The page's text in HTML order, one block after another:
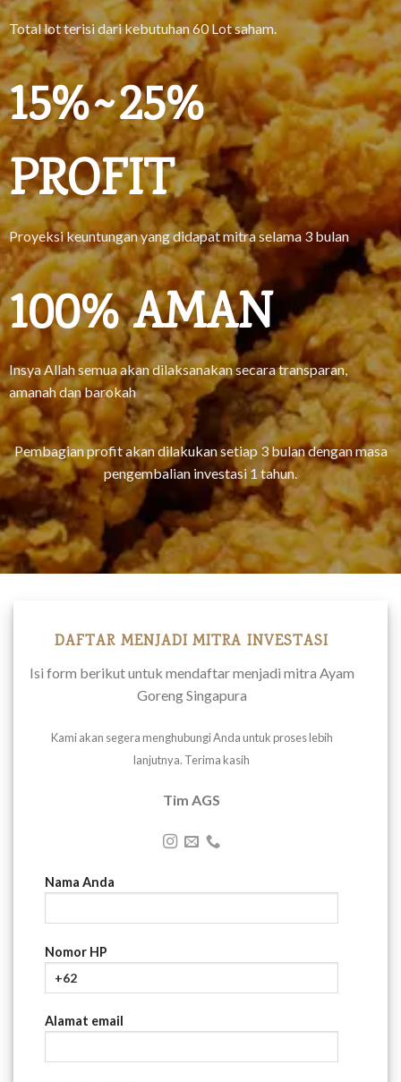
Total lot terisi dari kebutuhan 60 Lot saham.
15%~25%
PROFIT
Proyeksi keuntungan yang didapat mitra selama 3 bulan
100% AMAN
Insya Allah semua akan dilaksanakan secara transparan,
amanah dan barokah
Pembagian profit akan dilakukan setiap 3 bulan dengan masa
pengembalian investasi 1 tahun.
DAFTAR MENJADI MITRA INVESTASI
Isi form berikut untuk mendaftar menjadi mitra Ayam
Goreng Singapura
Kami akan segera menghubungi Anda untuk proses lebih
lanjutnya. Terima kasih
Tim AGS
Nama Anda
Nomor HP
Alamat email